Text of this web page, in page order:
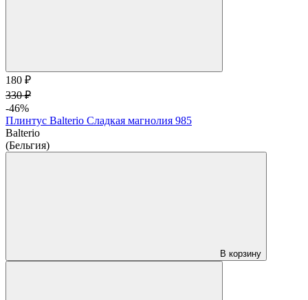
180 ₽
330 ₽
-46%
Плинтус Balterio Сладкая магнолия 985
Balterio
(Бельгия)
В корзину